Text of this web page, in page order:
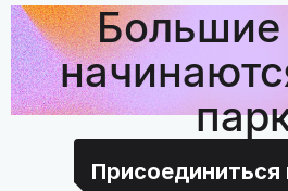
Большие
Присоединиться